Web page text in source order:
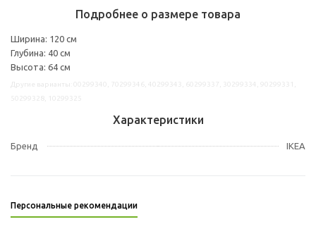
Подробнее о размере товара
Ширина: 120 см
Глубина: 40 см
Высота: 64 см
Характеристики
Бренд IKEA
Персональные рекомендации